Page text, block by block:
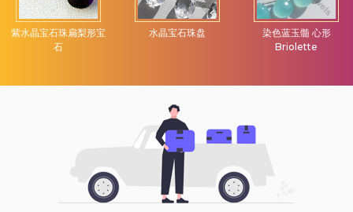
紫水晶宝石珠扁梨形宝
石
水晶宝石珠盘
染色蓝玉髓 心形
Briolette